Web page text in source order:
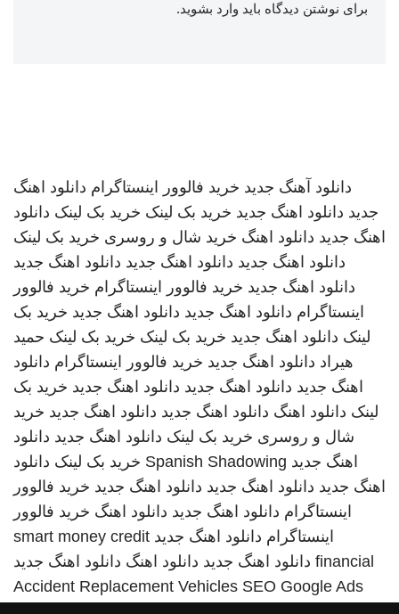
برای نوشتن دیدگاه باید وارد بشوید.
دانلود آهنگ جدید خرید فالوور اینستاگرام دانلود اهنگ
جدید دانلود اهنگ جدید خرید بک لینک خرید بک لینک دانلود
اهنگ جدید دانلود اهنگ خرید شال و روسری خرید بک لینک
دانلود اهنگ جدید دانلود اهنگ جدید دانلود اهنگ جدید
دانلود اهنگ جدید خرید فالوور اینستاگرام خرید فالوور
اینستاگرام دانلود اهنگ جدید دانلود اهنگ جدید خرید بک
لینک دانلود اهنگ جدید خرید بک لینک خرید بک لینک حمید
هیراد دانلود اهنگ جدید خرید فالوور اینستاگرام دانلود
اهنگ جدید دانلود اهنگ جدید دانلود اهنگ جدید خرید بک
لینک دانلود اهنگ دانلود اهنگ جدید دانلود اهنگ جدید خرید
شال و روسری خرید بک لینک دانلود اهنگ جدید دانلود
اهنگ جدید Spanish Shadowing خرید بک لینک دانلود
اهنگ جدید دانلود اهنگ جدید دانلود اهنگ جدید خرید فالوور
اینستاگرام دانلود اهنگ جدید دانلود اهنگ خرید فالوور
اینستاگرام دانلود اهنگ جدید smart money credit
financial دانلود اهنگ جدید دانلود اهنگ دانلود اهنگ جدید
Accident Replacement Vehicles SEO Google Ads